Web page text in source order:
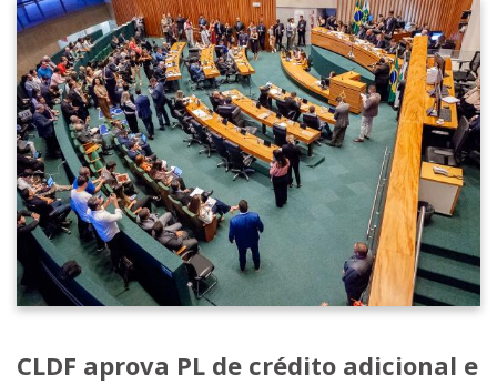
CLDF aprova PL de crédito adicional e